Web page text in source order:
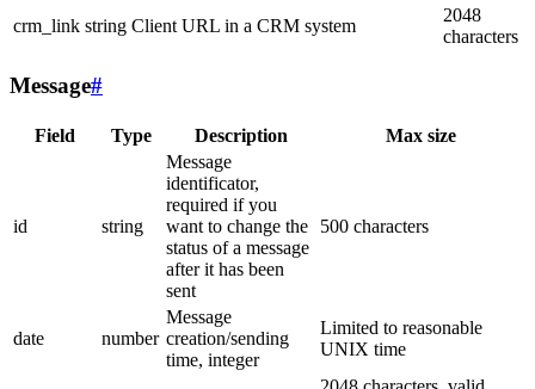
crm_link string Client URL in a CRM system
2048
characters
Message#
Field Type Description Max size
id string
Message
identificator,
required if you
want to change the
status of a message
after it has been
sent
500 characters
date number
Message
creation/sending
time, integer
Limited to reasonable
UNIX time